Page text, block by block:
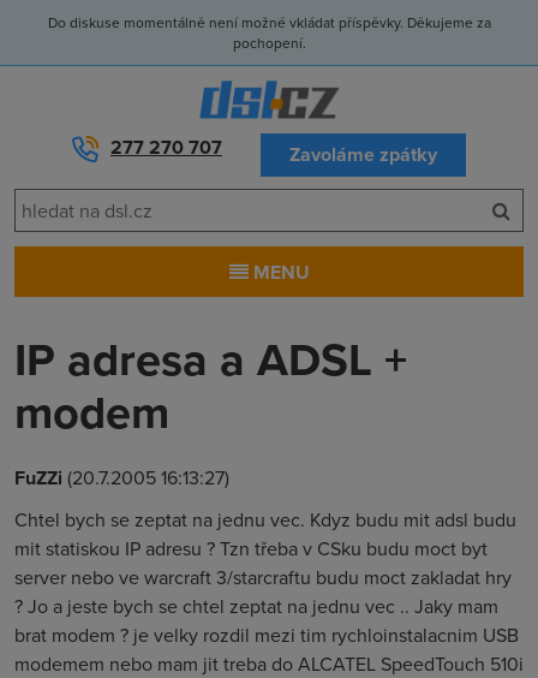
Do diskuse momentálně není možné vkládat příspěvky. Děkujeme za
pochopení.
277 270 707 Zavoláme zpátky
MENU
IP adresa a ADSL +
modem
FuZZi (20.7.2005 16:13:27)
Chtel bych se zeptat na jednu vec. Kdyz budu mit adsl budu
mit statiskou IP adresu ? Tzn třeba v CSku budu moct byt
server nebo ve warcraft 3/starcraftu budu moct zakladat hry
? Jo a jeste bych se chtel zeptat na jednu vec .. Jaky mam
brat modem ? je velky rozdil mezi tim rychloinstalacnim USB
modemem nebo mam jit treba do ALCATEL SpeedTouch 510i